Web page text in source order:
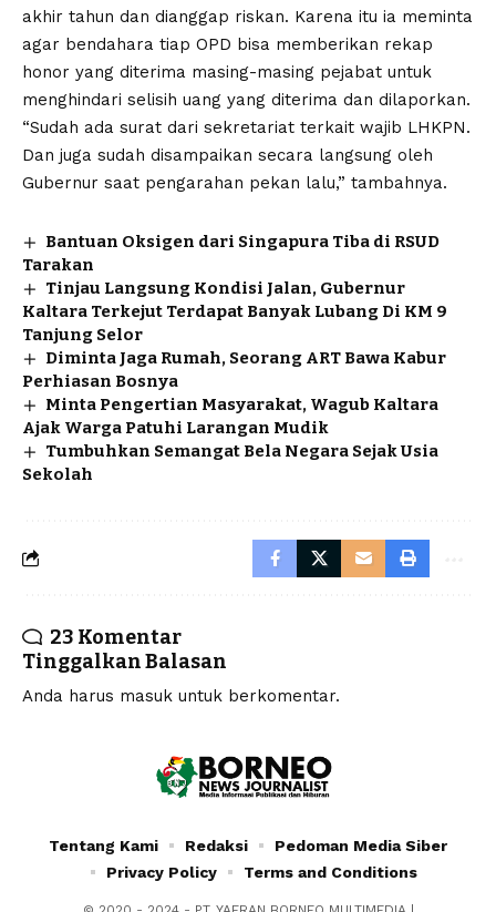
akhir tahun dan dianggap riskan. Karena itu ia meminta
agar bendahara tiap OPD bisa memberikan rekap
honor yang diterima masing-masing pejabat untuk
menghindari selisih uang yang diterima dan dilaporkan.
“Sudah ada surat dari sekretariat terkait wajib LHKPN.
Dan juga sudah disampaikan secara langsung oleh
Gubernur saat pengarahan pekan lalu,” tambahnya.
Bantuan Oksigen dari Singapura Tiba di RSUD
Tarakan
Tinjau Langsung Kondisi Jalan, Gubernur
Kaltara Terkejut Terdapat Banyak Lubang Di KM 9
Tanjung Selor
Diminta Jaga Rumah, Seorang ART Bawa Kabur
Perhiasan Bosnya
Minta Pengertian Masyarakat, Wagub Kaltara
Ajak Warga Patuhi Larangan Mudik
Tumbuhkan Semangat Bela Negara Sejak Usia
Sekolah
23 Komentar
Tinggalkan Balasan
Anda harus masuk untuk berkomentar.
Tentang Kami Redaksi
Pedoman Media Siber
Privacy Policy
Terms and Conditions